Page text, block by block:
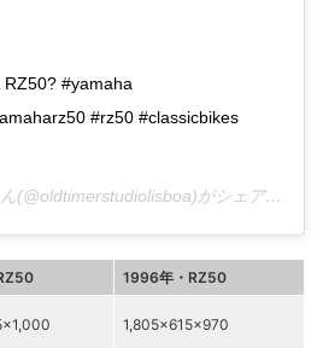
#yamaha
#rz50 #classicbikes
(@oldtimerstudiolisboa)がシェアした投稿 –
1996年・RZ50
1,805×615×970